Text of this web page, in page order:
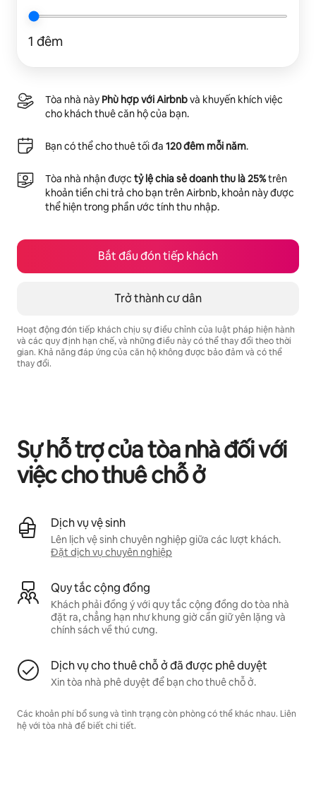
1 đêm
Tòa nhà này Phù hợp với Airbnbvà khuyến khích việc
cho khách thuê căn hộ của bạn.
Bạn có thể cho thuê tối đa 120 đêm mỗi năm.
Tòa nhà nhận được tỷ lệ chia sẻ doanh thu là 25%trên
khoản tiền chi trả cho bạn trên Airbnb, khoản này được
thể hiện trong phần ước tính thu nhập.
Bắt đầu đón tiếp khách
Trở thành cư dân
Hoạt động đón tiếp khách chịu sự điều chỉnh của luật pháp hiện hành
và các quy định hạn chế, và những điều này có thể thay đổi theo thời
gian. Khả năng đáp ứng của căn hộ không được bảo đảm và có thể
thay đổi.
Sự hỗ trợ của tòa nhà đối với
việc cho thuê chỗ ở
Dịch vụ vệ sinh
Lên lịch vệ sinh chuyên nghiệp giữa các lượt khách.
Đặt dịch vụ chuyên nghiệp
Quy tắc cộng đồng
Khách phải đồng ý với quy tắc cộng đồng do tòa nhà
đặt ra, chẳng hạn như khung giờ cần giữ yên lặng và
chính sách về thú cưng.
Dịch vụ cho thuê chỗ ở đã được phê duyệt
Xin tòa nhà phê duyệt để bạn cho thuê chỗ ở.
Các khoản phí bổ sung và tình trạng còn phòng có thể khác nhau. Liên
hệ với tòa nhà để biết chi tiết.